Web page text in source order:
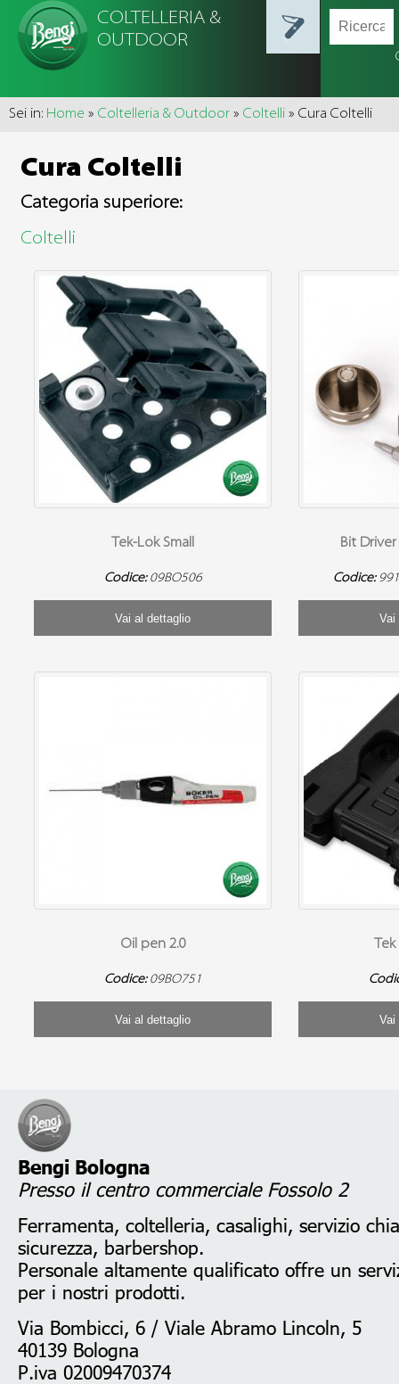
COLTELLERIA &
OUTDOOR
Sei in: Home » Coltelleria & Outdoor » Coltelli » Cura Coltelli
Cura Coltelli
Categoria superiore:
Coltelli
Tek-Lok Small
Codice: 09BO506
Vai al dettaglio
Bit Driver
Codice:
Vai
Oil pen 2.0
Codice: 09BO751
Vai al dettaglio Vai
Bengi Bologna
Presso il centro commerciale Fossolo 2
Ferramenta, coltelleria, casalighi, servizio
sicurezza, barbershop.
Personale altamente qualificato offre un
per i nostri prodotti.
Via Bombicci, 6 / Viale Abramo Lincoln, 5
40139 Bologna
P.iva 02009470374